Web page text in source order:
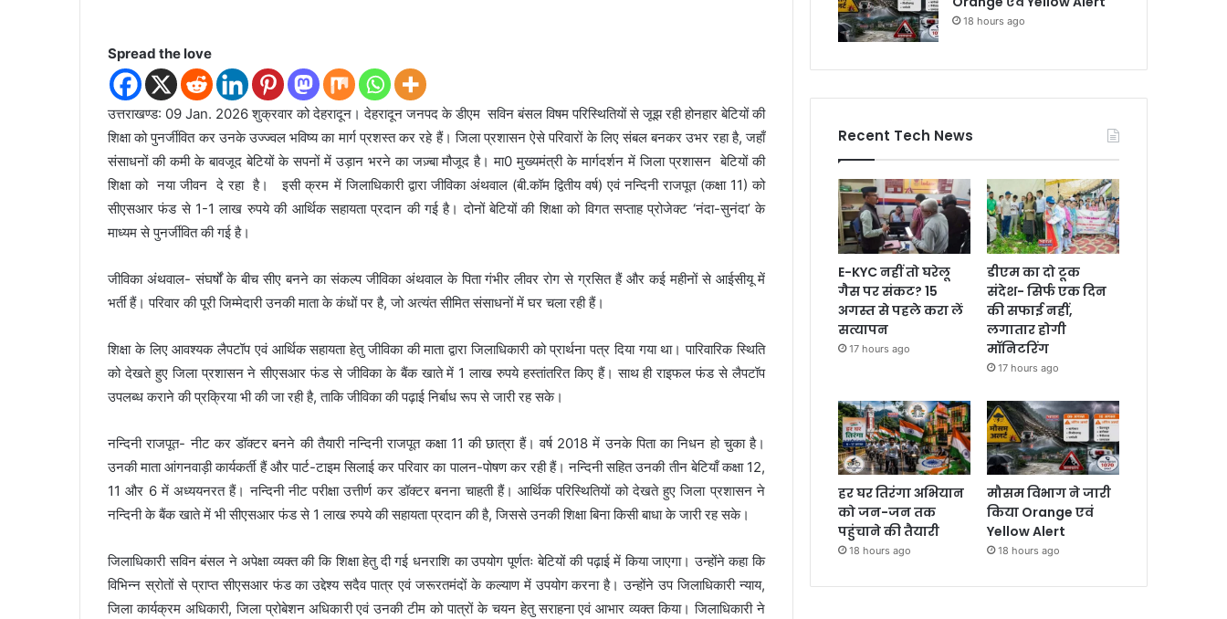
Spread the love
उत्तराखण्ड: 09 Jan. 2026 शुक्रवार को देहरादून। देहरादून जनपद के डीएम सविन बंसल विषम परिस्थितियों से जूझ रही होनहार बेटियों की
शिक्षा को पुनर्जीवित कर उनके उज्ज्वल भविष्य का मार्ग प्रशस्त कर रहे हैं। जिला प्रशासन ऐसे परिवारों के लिए संबल बनकर उभर रहा है, जहाँ
संसाधनों की कमी के बावजूद बेटियों के सपनों में उड़ान भरने का जज़्बा मौजूद है। मा0 मुख्यमंत्री के मार्गदर्शन में जिला प्रशासन बेटियों की
शिक्षा को नया जीवन दे रहा है। इसी क्रम में जिलाधिकारी द्वारा जीविका अंथवाल (बी.कॉम द्वितीय वर्ष) एवं नन्दिनी राजपूत (कक्षा 11) को
सीएसआर फंड से 1-1 लाख रुपये की आर्थिक सहायता प्रदान की गई है। दोनों बेटियों की शिक्षा को विगत सप्ताह प्रोजेक्ट ‘नंदा-सुनंदा’ के
माध्यम से पुनर्जीवित की गई है।
जीविका अंथवाल- संघर्षों के बीच सीए बनने का संकल्प जीविका अंथवाल के पिता गंभीर लीवर रोग से ग्रसित हैं और कई महीनों से आईसीयू में
भर्ती हैं। परिवार की पूरी जिम्मेदारी उनकी माता के कंधों पर है, जो अत्यंत सीमित संसाधनों में घर चला रही हैं।
शिक्षा के लिए आवश्यक लैपटॉप एवं आर्थिक सहायता हेतु जीविका की माता द्वारा जिलाधिकारी को प्रार्थना पत्र दिया गया था। पारिवारिक स्थिति
को देखते हुए जिला प्रशासन ने सीएसआर फंड से जीविका के बैंक खाते में 1 लाख रुपये हस्तांतरित किए हैं। साथ ही राइफल फंड से लैपटॉप
उपलब्ध कराने की प्रक्रिया भी की जा रही है, ताकि जीविका की पढ़ाई निर्बाध रूप से जारी रह सके।
नन्दिनी राजपूत- नीट कर डॉक्टर बनने की तैयारी नन्दिनी राजपूत कक्षा 11 की छात्रा हैं। वर्ष 2018 में उनके पिता का निधन हो चुका है।
उनकी माता आंगनवाड़ी कार्यकर्ती हैं और पार्ट-टाइम सिलाई कर परिवार का पालन-पोषण कर रही हैं। नन्दिनी सहित उनकी तीन बेटियाँ कक्षा 12,
11 और 6 में अध्ययनरत हैं। नन्दिनी नीट परीक्षा उत्तीर्ण कर डॉक्टर बनना चाहती हैं। आर्थिक परिस्थितियों को देखते हुए जिला प्रशासन ने
नन्दिनी के बैंक खाते में भी सीएसआर फंड से 1 लाख रुपये की सहायता प्रदान की है, जिससे उनकी शिक्षा बिना किसी बाधा के जारी रह सके।
जिलाधिकारी सविन बंसल ने अपेक्षा व्यक्त की कि शिक्षा हेतु दी गई धनराशि का उपयोग पूर्णतः बेटियों की पढ़ाई में किया जाएगा। उन्होंने कहा कि
विभिन्न स्रोतों से प्राप्त सीएसआर फंड का उद्देश्य सदैव पात्र एवं जरूरतमंदों के कल्याण में उपयोग करना है। उन्होंने उप जिलाधिकारी न्याय,
जिला कार्यक्रम अधिकारी, जिला प्रोबेशन अधिकारी एवं उनकी टीम को पात्रों के चयन हेतु सराहना एवं आभार व्यक्त किया। जिलाधिकारी ने
18 hours ago
Recent Tech News
E-KYC नहीं तो घरेलू
गैस पर संकट? 15
अगस्त से पहले करा लें
सत्यापन
17 hours ago
डीएम का दो टूक
संदेश- सिर्फ एक दिन
की सफाई नहीं,
लगातार होगी
मॉनिटरिंग
17 hours ago
हर घर तिरंगा अभियान
को जन-जन तक
पहुंचाने की तैयारी
18 hours ago
मौसम विभाग ने जारी
किया Orange एवं
Yellow Alert
18 hours ago